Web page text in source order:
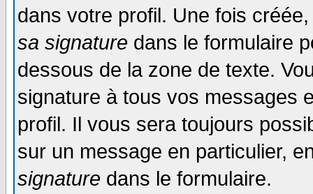
dans votre profil. Une fois
sa signature dans le formulaire
dessous de la zone de texte.
signature à tous vos messages
profil. Il vous sera toujours
sur un message en particulier,
signature dans le formulaire.